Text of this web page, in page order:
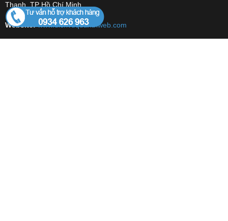
Thạnh, TP Hồ Chí Minh.
Website: www.dichvuquantriweb.com